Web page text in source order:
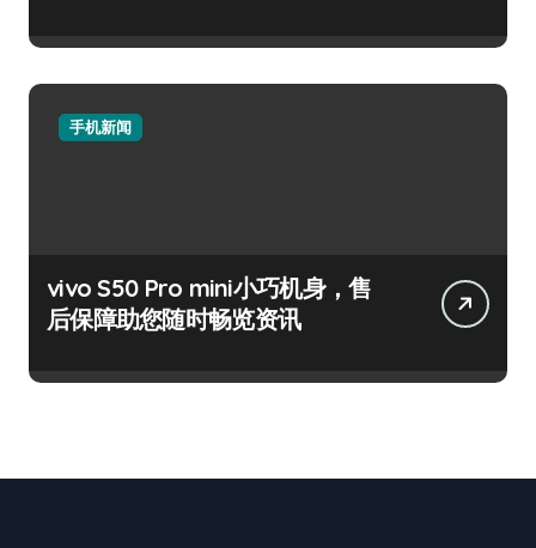
手机新闻
vivo S50 Pro mini小巧机身，售
后保障助您随时畅览资讯